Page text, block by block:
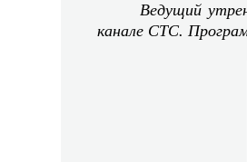
Ведущий
канале СТС.